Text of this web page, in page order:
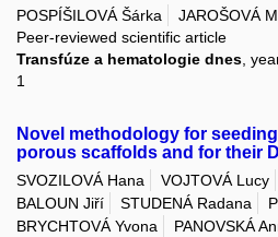
POSPÍŠILOVÁ Šárka JAROŠOVÁ
Peer-reviewed scientific article
Transfúze a hematologie dnes,
1
Novel methodology for
porous scaffolds and for their
SVOZILOVÁ Hana VOJTOVÁ Lucy
BALOUN Jiří
STUDENÁ Radana
BRYCHTOVÁ Yvona
PANOVSKÁ